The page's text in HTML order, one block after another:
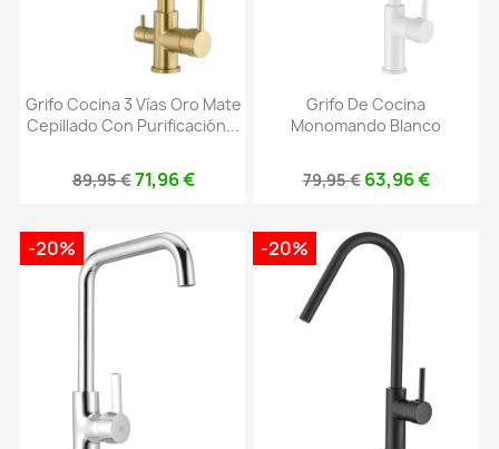
Grifo Cocina 3 Vías Oro Mate
Cepillado Con Purificación...
89,95 €71,96 €
Grifo De Cocina
Monomando Blanco
79,95 € 63,96 €
-20% -20%